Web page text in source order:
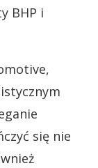
BHP i
się nie